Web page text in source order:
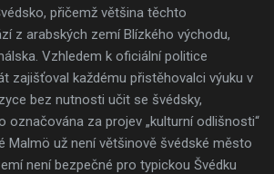
přičemž většina těchto
z arabských zemí Blízkého východu,
Vzhledem k oficiální politice
zajišťoval každému přistěhovalci výuku v
bez nutnosti učit se švédsky,
označována za projev „kulturní odlišnosti“
Malmö už není většinově švédské město
není bezpečné pro typickou Švédku